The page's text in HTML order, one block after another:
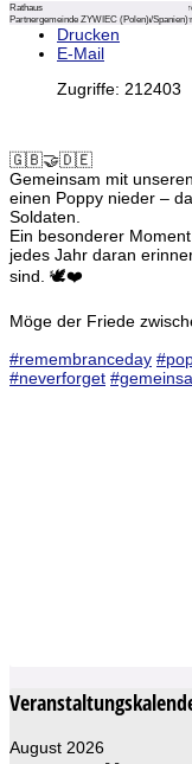
Brunnen am Rathausplatz
Unterhaching (Deutschland)
Palais Rose
Partnergemeinde LE VESINET (Frankreich):
Blick auf das Tennengebirge mit dem
Partnergemeinde BISCHOFSHOFEN
Corn Street
Partnergemeinde WITNEY (England)
Strand Playas America
Partnergemeinde ADEJE (Teneriffa/Spanien)
Rathaus
Partnergemeinde ZYWIEC (Polen)
Drucken
E-Mail
Zugriffe: 212403
🇬🇧🤝🇩🇪
Gemeinsam mit
einen Poppy nieder –
Soldaten.
Ein besonderer
jedes Jahr daran
sind. 🕊️❤️
Möge der Friede
#remembranceday
#neverforget
August 2026